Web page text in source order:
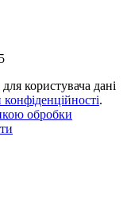
користувача дані
.
обробки